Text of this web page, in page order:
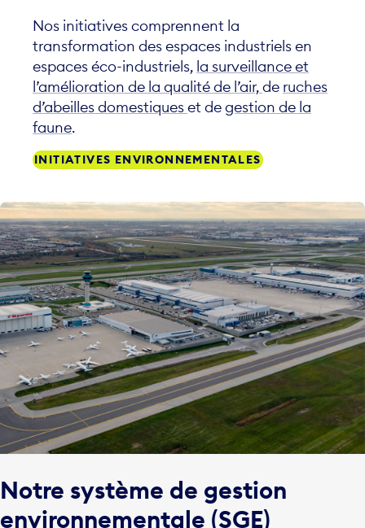
transformation des espaces industriels en
espaces éco-industriels,la surveillance et
l’amélioration de la qualité de l’air,deruches
d’abeilles domestiqueset degestion de la
faune.
environnementale (SGE)